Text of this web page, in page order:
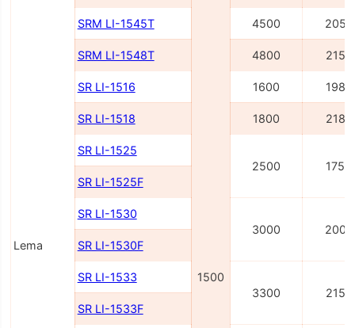
Lema
1500
SRM LI-1545Т 4500 2055
SRM LI-1548Т 4800 2155
SR LI-1516 1600 1980
SR LI-1518 1800 2180
SR LI-1525
2500
1750
SR LI-1525F
SR LI-1530
3000
2000
SR LI-1530F
SR LI-1533
3300
2150
SR LI-1533F